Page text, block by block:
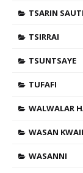
TSARIN SAUTI
TSIRRAI
TSUNTSAYE
TUFAFI
WALWALAR
WASAN
WASANNI